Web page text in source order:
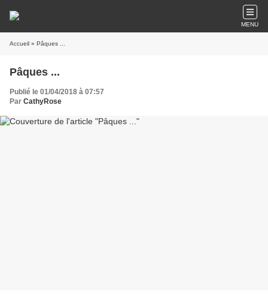
MENU
Accueil » Pâques ...
Pâques ...
Publié le 01/04/2018 à 07:57
Par CathyRose